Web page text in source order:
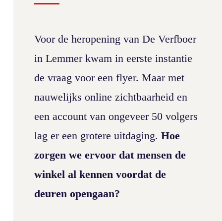
Voor de heropening van De Verfboer
in Lemmer kwam in eerste instantie
de vraag voor een flyer. Maar met
nauwelijks online zichtbaarheid en
een account van ongeveer 50 volgers
lag er een grotere uitdaging. Hoe
zorgen we ervoor dat mensen de
winkel al kennen voordat de
deuren opengaan?